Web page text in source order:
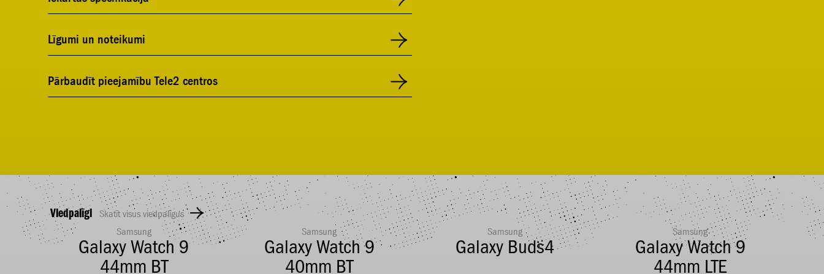
Līgumi un noteikumi
Pārbaudīt pieejamību Tele2 centros
Viedpalīgi
Skatīt visus viedpalīgus
Samsung
Galaxy Watch 9
44mm BT
Samsung
Galaxy Watch 9
40mm BT
Samsung
Galaxy Buds4
Samsung
Galaxy Watch 9
44mm LTE